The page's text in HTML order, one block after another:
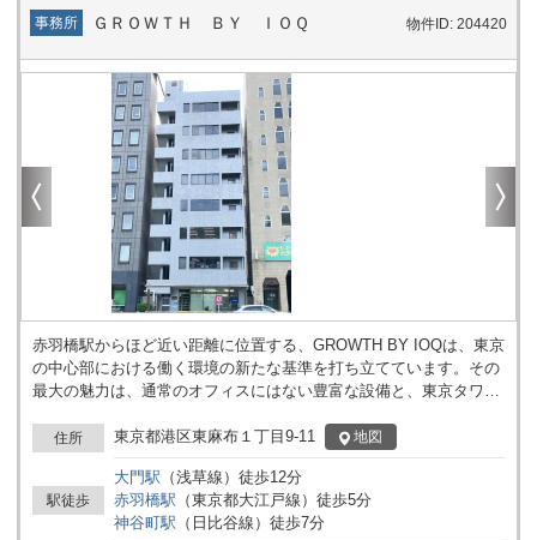
事務所 ＧＲＯＷＴＨ ＢＹ ＩＯＱ 物件ID: 204420
赤羽橋駅からほど近い距離に位置する、GROWTH BY IOQは、東京
の中心部における働く環境の新たな基準を打ち立てています。その
最大の魅力は、通常のオフィスにはない豊富な設備と、東京タワー
スタンダードタイプと、より柔軟性を求めるSOHOタイプの二つの
ラインナップで提供されています。特にSOHOタイプでは、利用者
のニーズに合わせたジムアクセスや、カスタマイズ可能なオプショ
ンが提供され、ビジネスだけでなくプライベートの充実にも配慮さ
れています。 共用ラウンジは、高いデザイン性と機能性を兼ね備
住所 東京都港区東麻布１丁目9-11 地図
駅徒歩
大門駅 （浅草線 ） 徒歩12分
赤羽橋駅 （東京都大江戸線 ） 徒歩5分
神谷町駅 （ 日比谷線 ） 徒歩7分